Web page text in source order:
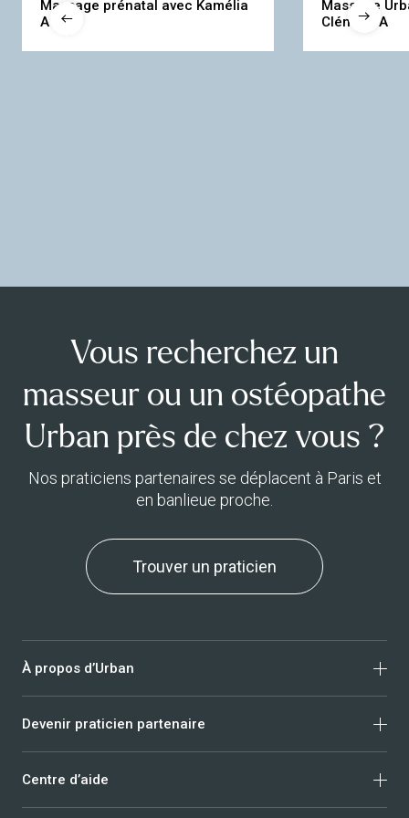
nature très au sérieux.En savoir plus
Massage prénatal avec Kamélia
A
Massage
Clément A
Vous recherchez un
masseur ou un ostéopathe
Urban près de chez vous ?
Nos praticiens partenaires se déplacent à Paris et
en banlieue proche.
Trouver un praticien
À propos d’Urban
Qui sommes-nous ?
Nous rejoindre
Devenir praticien partenaire
Massage
Centre d’aide